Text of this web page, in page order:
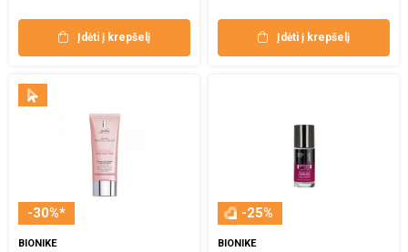
Įdėti į krepšelį Įdėti į krepšelį
-30%*
BIONIKE
-25%
BIONIKE